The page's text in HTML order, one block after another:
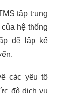
tập trung
hệ thống
để lập kế
các yếu tố
độ dịch vụ